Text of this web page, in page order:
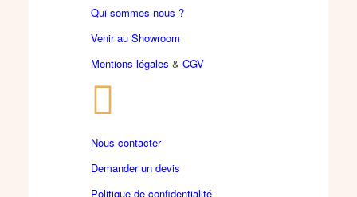
Qui sommes-nous ?
Venir au Showroom
Mentions légales & CGV
Nous contacter
Demander un devis
Politique de confidentialité